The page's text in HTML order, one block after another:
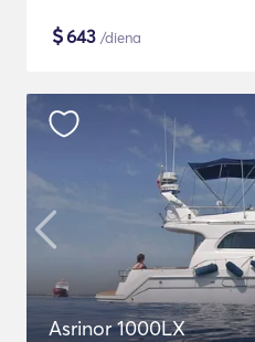
$643 /diena
Asrinor 1000LX